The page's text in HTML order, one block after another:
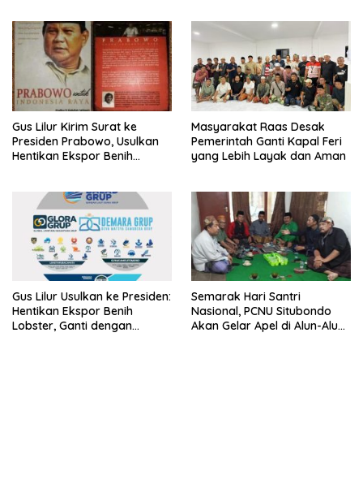
Kepastian
Gus Lilur Kirim Surat ke
Presiden Prabowo, Usulkan
Hentikan Ekspor Benih
Masyarakat Raas Desak
Pemerintah Ganti Kapal Feri
yang Lebih Layak dan Aman
Gus Lilur Usulkan ke Presiden:
Hentikan Ekspor Benih
Lobster, Ganti dengan
Semarak Hari Santri
Nasional, PCNU Situbondo
Akan Gelar Apel di Alun-Alun